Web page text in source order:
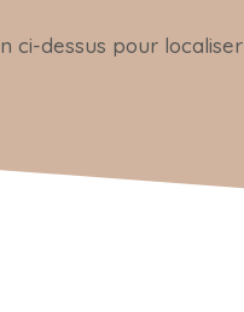
ci-dessus pour localiser